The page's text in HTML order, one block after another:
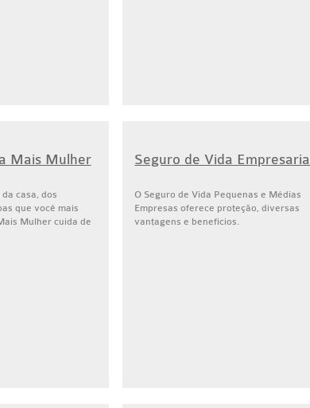
Mais Mulher
casa, dos
que você mais
Mulher cuida de
Seguro de Vida Empresarial
O Seguro de Vida Pequenas e Médias
Empresas oferece proteção, diversas
vantagens e benefícios.